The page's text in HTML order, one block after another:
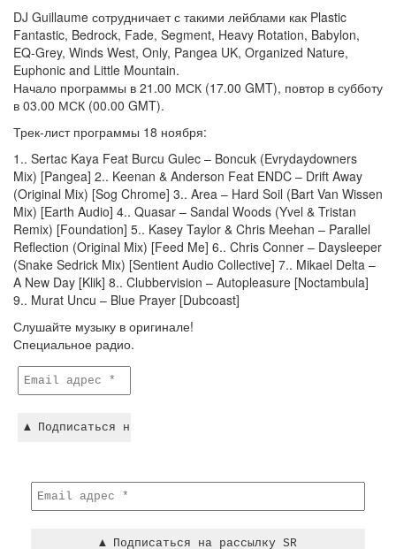
DJ Guillaume сотрудничает с такими лейблами как Plastic
Fantastic, Bedrock, Fade, Segment, Heavy Rotation, Babylon,
EQ-Grey, Winds West, Only, Pangea UK, Organized Nature,
Euphonic and Little Mountain.
Начало программы в 21.00 МСК (17.00 GMT), повтор в субботу
в 03.00 МСК (00.00 GMT).
Трек-лист программы 18 ноября:
1.. Sertac Kaya Feat Burcu Gulec – Boncuk (Evrydaydowners
Mix) [Pangea] 2.. Keenan & Anderson Feat ENDC – Drift Away
(Original Mix) [Sog Chrome] 3.. Area – Hard Soil (Bart Van Wissen
Mix) [Earth Audio] 4.. Quasar – Sandal Woods (Yvel & Tristan
Remix) [Foundation] 5.. Kasey Taylor & Chris Meehan – Parallel
Reflection (Original Mix) [Feed Me] 6.. Chris Conner – Daysleeper
(Snake Sedrick Mix) [Sentient Audio Collective] 7.. Mikael Delta –
A New Day [Klik] 8.. Clubbervision – Autopleasure [Noctambula]
9.. Murat Uncu – Blue Prayer [Dubcoast]
Слушайте музыку в оригинале!
Специальное радио.